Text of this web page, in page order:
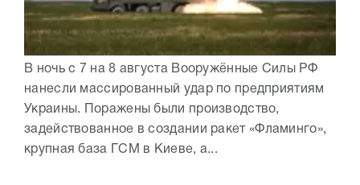
В ночь с 7 на 8 августа Вооружённые Силы РФ
нанесли массированный удар по предприятиям
Украины. Поражены были производство,
задействованное в создании ракет «Фламинго»,
крупная база ГСМ в Киеве, а...